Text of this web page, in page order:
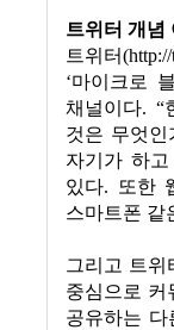
트위터 개념
트위터
‘마이크로
채널이다. “
것은 무엇인
자기가 하
있다. 또한
스마트폰 같
그리고 트위
중심으로 커
공유하는 다